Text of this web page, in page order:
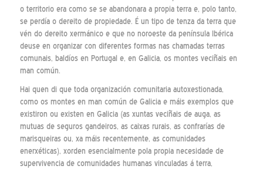
o territorio era como se se abandonara a propia terra e, polo tanto,
se perdía o dereito de propiedade. É un tipo de tenza da terra que
vén do dereito xermánico e que no noroeste da península Ibérica
deuse en organizar con diferentes formas nas chamadas terras
comunais, baldíos en Portugal e, en Galicia, os montes veciñais en
man común.
Hai quen di que toda organización comunitaria autoxestionada,
como os montes en man común de Galicia e máis exemplos que
existiron ou existen en Galicia (as xuntas veciñais de auga, as
mutuas de seguros gandeiros, as caixas rurais, as confrarías de
marisqueiras ou, xa máis recentemente, as comunidades
enerxéticas), xorden esencialmente pola propia necesidade de
supervivencia de comunidades humanas vinculadas á terra,